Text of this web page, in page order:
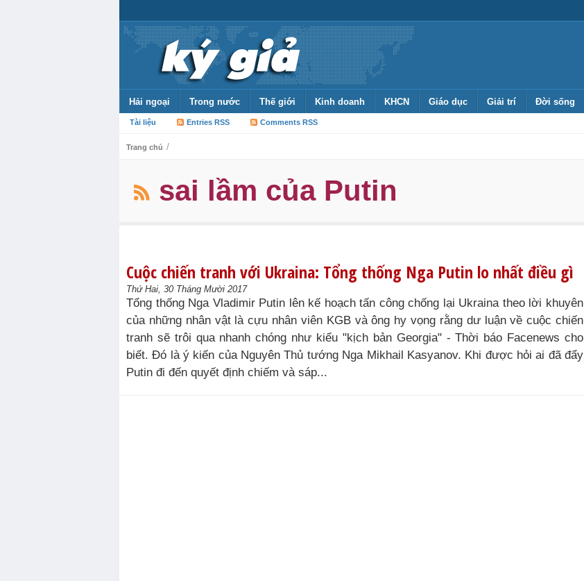
Hải ngoại Trong nước Thế giới Kinh doanh KHCN Giáo dục Giải trí Đời sống
Tài liệu Entries RSS Comments RSS
Trang chủ /
sai lầm của Putin
Cuộc chiến tranh với Ukraina: Tổng thống Nga Putin lo nhất điều gì
Thứ Hai, 30 Tháng Mười 2017
Tổng thống Nga Vladimir Putin lên kế hoạch tấn công chống lại Ukraina theo lời khuyên
của những nhân vật là cựu nhân viên KGB và ông hy vọng rằng dư luận về cuộc chiến
tranh sẽ trôi qua nhanh chóng như kiểu "kịch bản Georgia" - Thời báo Facenews cho
biết. Đó là ý kiến của Nguyên Thủ tướng Nga Mikhail Kasyanov. Khi được hỏi ai đã đẩy
Putin đi đến quyết định chiếm và sáp...